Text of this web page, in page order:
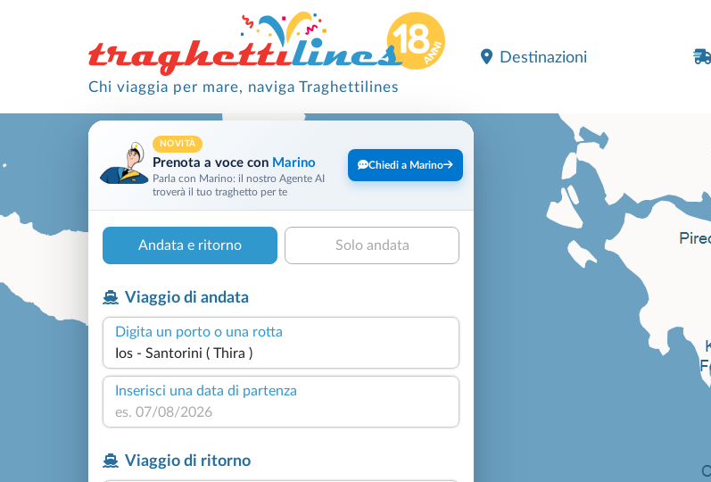
Chi viaggia per mare, naviga Traghettilines
Destinazioni
NOVITÀ
Prenota a voce con Marino
Parla con Marino: il nostro Agente AI
troverà il tuo traghetto per te
Chiedi a Marino
Andata e ritorno Solo andata
Viaggio di andata
Digita un porto o una rotta
Inserisci una data di partenza
Viaggio di ritorno